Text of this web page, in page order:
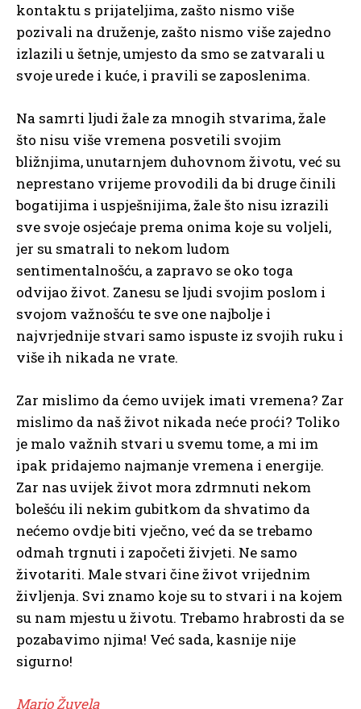
kontaktu s prijateljima, zašto nismo više
pozivali na druženje, zašto nismo više zajedno
izlazili u šetnje, umjesto da smo se zatvarali u
svoje urede i kuće, i pravili se zaposlenima.
Na samrti ljudi žale za mnogih stvarima, žale
što nisu više vremena posvetili svojim
bližnjima, unutarnjem duhovnom životu, već su
neprestano vrijeme provodili da bi druge činili
bogatijima i uspješnijima, žale što nisu izrazili
sve svoje osjećaje prema onima koje su voljeli,
jer su smatrali to nekom ludom
sentimentalnošću, a zapravo se oko toga
odvijao život. Zanesu se ljudi svojim poslom i
svojom važnošću te sve one najbolje i
najvrjednije stvari samo ispuste iz svojih ruku i
više ih nikada ne vrate.
Zar mislimo da ćemo uvijek imati vremena? Zar
mislimo da naš život nikada neće proći? Toliko
je malo važnih stvari u svemu tome, a mi im
ipak pridajemo najmanje vremena i energije.
Zar nas uvijek život mora zdrmnuti nekom
bolešću ili nekim gubitkom da shvatimo da
nećemo ovdje biti vječno, već da se trebamo
odmah trgnuti i započeti živjeti. Ne samo
životariti. Male stvari čine život vrijednim
življenja. Svi znamo koje su to stvari i na kojem
su nam mjestu u životu. Trebamo hrabrosti da se
pozabavimo njima! Već sada, kasnije nije
sigurno!
Mario Žuvela